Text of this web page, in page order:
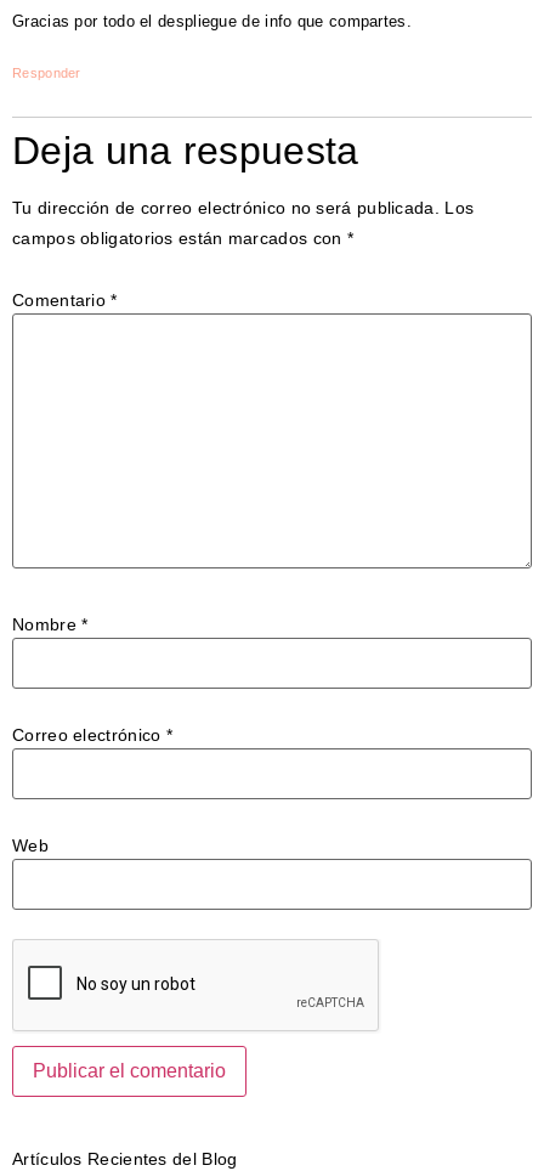
Gracias por todo el despliegue de info que compartes.
Responder
Deja una respuesta
Tu dirección de correo electrónico no será publicada. Los
campos obligatorios están marcados con *
Comentario*
Nombre*
Correo electrónico *
Web
Artículos Recientes del Blog